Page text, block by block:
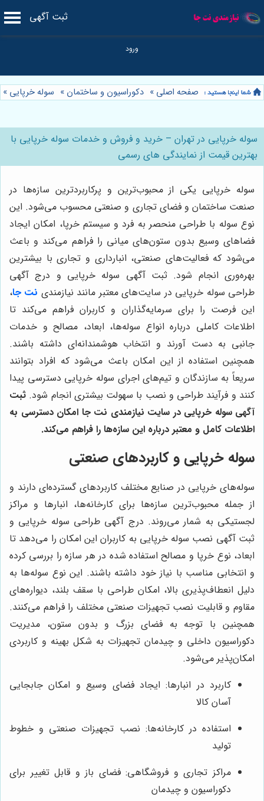
ثبت آگهی
صفحه اصلی » دکوراسیون و ساختمان » سوله خرپایی »
سوله خرپایی در تهران – خرید و فروش و خدمات سوله خرپایی با
بهترین قیمت از نمایندگی های رسمی
سوله خرپایی یکی از محبوب‌ترین و پرکاربردترین سازه‌ها در
صنعت ساختمان و فضای تجاری و صنعتی محسوب می‌شود. این
نوع سوله با طراحی منحصر به فرد و سیستم خرپا، امکان ایجاد
فضاهای وسیع بدون ستون‌های میانی را فراهم می‌کند و باعث
می‌شود که فعالیت‌های صنعتی، انبارداری و تجاری با بیشترین
بهره‌وری انجام شود. ثبت آگهی سوله خرپایی و درج آگهی
طراحی سوله خرپایی در سایت‌های معتبر مانند نیازمندی نت جا،
این فرصت را برای سرمایه‌گذاران و کاربران فراهم می‌کند تا
اطلاعات کاملی درباره انواع سوله‌ها، ابعاد، مصالح و خدمات
جانبی به دست آورند و انتخاب هوشمندانه‌ای داشته باشند.
همچنین استفاده از این امکان باعث می‌شود که افراد بتوانند
سریعاً به سازندگان و تیم‌های اجرای سوله خرپایی دسترسی پیدا
کنند و فرآیند طراحی و نصب با سهولت بیشتری انجام شود. ثبت
آگهی سوله خرپایی در سایت نیازمندی نت جا امکان دسترسی به
اطلاعات کامل و معتبر درباره این سازه‌ها را فراهم می‌کند.
سوله خرپایی و کاربردهای صنعتی
سوله‌های خرپایی در صنایع مختلف کاربردهای گسترده‌ای دارند و
از جمله محبوب‌ترین سازه‌ها برای کارخانه‌ها، انبارها و مراکز
لجستیکی به شمار می‌روند. درج آگهی طراحی سوله خرپایی و
ثبت آگهی نصب سوله خرپایی به کاربران این امکان را می‌دهد تا
ابعاد، نوع خرپا و مصالح استفاده شده در هر سازه را بررسی کرده
و انتخابی مناسب با نیاز خود داشته باشند. این نوع سوله‌ها به
دلیل انعطاف‌پذیری بالا، امکان طراحی با سقف بلند، دیواره‌های
مقاوم و قابلیت نصب تجهیزات صنعتی مختلف را فراهم می‌کنند.
همچنین با توجه به فضای بزرگ و بدون ستون، مدیریت
دکوراسیون داخلی و چیدمان تجهیزات به شکل بهینه و کاربردی
امکان‌پذیر می‌شود.
کاربرد در انبارها: ایجاد فضای وسیع و امکان جابجایی
آسان کالا
استفاده در کارخانه‌ها: نصب تجهیزات صنعتی و خطوط
تولید
مراکز تجاری و فروشگاهی: فضای باز و قابل تغییر برای
دکوراسیون و چیدمان